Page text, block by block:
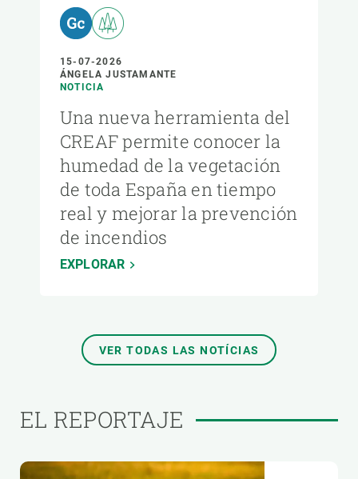
15-07-2026
ÁNGELA JUSTAMANTE
NOTICIA
Una nueva herramienta del
CREAF permite conocer la
humedad de la vegetación
de toda España en tiempo
real y mejorar la prevención
de incendios
EXPLORAR
VER TODAS LAS NOTÍCIAS
EL REPORTAJE